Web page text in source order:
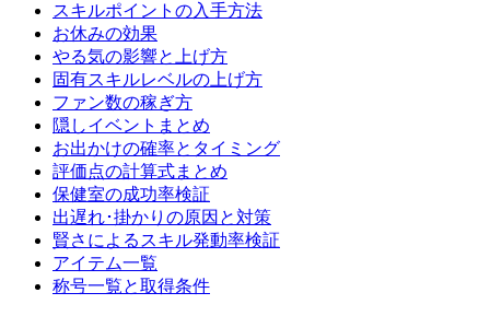
スキルポイントの入手方法
お休みの効果
やる気の影響と上げ方
固有スキルレベルの上げ方
ファン数の稼ぎ方
隠しイベントまとめ
お出かけの確率とタイミング
評価点の計算式まとめ
保健室の成功率検証
出遅れ･掛かりの原因と対策
賢さによるスキル発動率検証
アイテム一覧
称号一覧と取得条件